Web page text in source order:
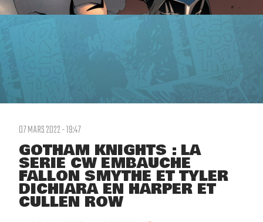
07 MARS 2022 - 19:47
GOTHAM KNIGHTS : LA
SÉRIE CW EMBAUCHE
FALLON SMYTHE ET TYLER
DICHIARA EN HARPER ET
CULLEN ROW